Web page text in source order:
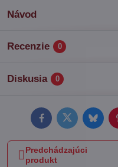
Návod
Recenzie 0
Diskusia 0
FacebookTwitter
Predchádzajúci
produkt